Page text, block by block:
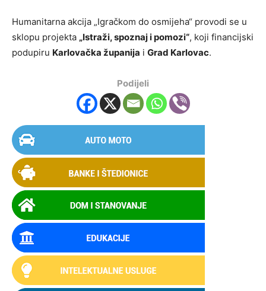
Humanitarna akcija „Igračkom do osmijeha“ provodi se u
sklopu projekta „Istraži, spoznaj i pomozi“, koji financijski
podupiru Karlovačka županija i Grad Karlovac.
Podijeli